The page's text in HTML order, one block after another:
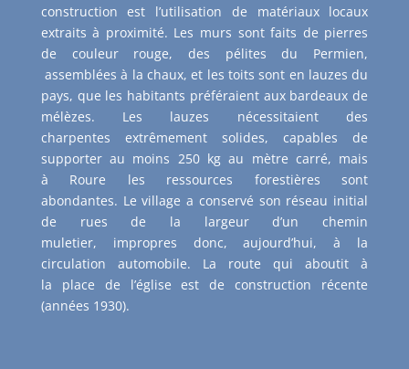
construction est l’utilisation de matériaux locaux
extraits à proximité. Les murs sont faits de pierres
de couleur rouge, des pélites du Permien,
assemblées à la chaux, et les toits sont en lauzes du
pays, que les habitants préféraient aux bardeaux de
mélèzes. Les lauzes nécessitaient des
charpentes extrêmement solides, capables de
supporter au moins 250 kg au mètre carré, mais
à Roure les ressources forestières sont
abondantes. Le village a conservé son réseau initial
de rues de la largeur d’un chemin
muletier, impropres donc, aujourd’hui, à la
circulation automobile. La route qui aboutit à
la place de l’église est de construction récente
(années 1930).